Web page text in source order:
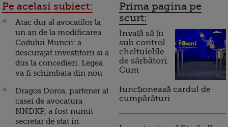
Pe acelasi subiect:
Atac dur al avocatilor la
un an de la modificarea
Codului Muncii: a
descurajat investitorii si a
dus la concedieri. Legea
va fi schimbata din nou
Dragos Doros, partener al
casei de avocatura
NNDKP, a fost numit
secretar de stat in
Prima pagina pe
scurt:
Invață să ții
sub control
cheltuielile
de sărbători.
Cum
funcționează cardul de
cumpărături